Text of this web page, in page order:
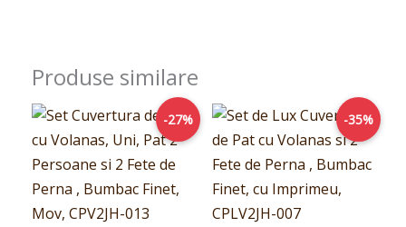
Produse similare
-27%
Prețul
a
fost:
Prețul
curent
este:
189,00lei.
-35%
Prețul
a
fost:
259,00lei.
Prețul
curent
este:
169,00lei.